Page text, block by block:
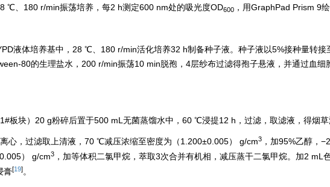
℃、180 r/min振荡培养，每2 h测定600 nm处的吸光度OD600 ，用GraphPad Prism 9
液体培养基中，28 ℃、180 r/min活化培养32 h制备种子液。种子液以5%接种量转接
80的生理盐水，200 r/min振荡10 min脱孢，4层纱布过滤得孢子悬液，并通过血细
板块）20 g粉碎后置于500 mL无菌蒸馏水中，60 ℃浸提12 h，过滤，取滤液，得烟
心，过滤取上清液，70 ℃减压浓缩至密度为（1.200±0.005） g/cm3 ，加95%乙醇，
） g/cm3 ，加等体积二氯甲烷，萃取3次合并有机相，减压蒸干二氯甲烷。加2 mL
膏[19]。